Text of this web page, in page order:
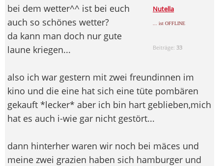
Nutella
... ist OFFLINE
Beiträge: 33
bei dem wetter^^ ist bei euch
auch so schönes wetter?
da kann man doch nur gute
laune kriegen...
also ich war gestern mit zwei freundinnen im
kino und die eine hat sich eine tüte pombären
gekauft *lecker* aber ich bin hart geblieben,mich
hat es auch i-wie gar nicht gestört...
dann hinterher waren wir noch bei mäces und
meine zwei grazien haben sich hamburger und